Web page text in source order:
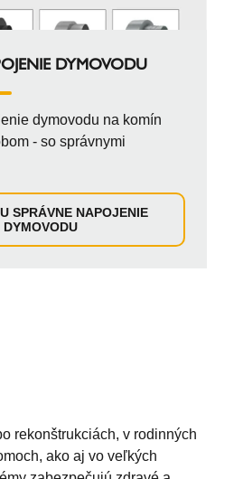
DYMOVODU
dymovodu na komín
- so správnymi
SPRÁVNE NAPOJENIE
DYMOVODU
rekonštrukciách, v rodinných
ako aj vo veľkých